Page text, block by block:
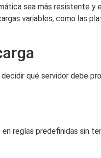
sea más resistente
variables, como las
qué servidor debe
reglas predefinidas sin